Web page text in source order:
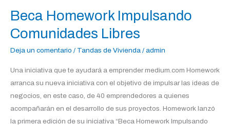
Beca Homework Impulsando
Comunidades Libres
Deja un comentario / Tandas de Vivienda / admin
Una iniciativa que te ayudará a emprender medium.com Homework
arranca su nueva iniciativa con el objetivo de impulsar las ideas de
negocios, en este caso, de 40 emprendedores a quienes
acompañarán en el desarrollo de sus proyectos. Homework lanzó
la primera edición de su iniciativa “Beca Homework Impulsando
Impulsando
Comunidades
Libres